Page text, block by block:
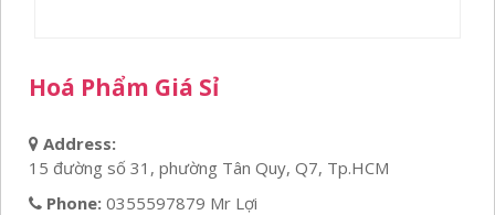
Hoá Phẩm Giá Sỉ
Address:
15 đường số 31, phường Tân Quy, Q7, Tp.HCM
Phone: 0355597879 Mr Lợi